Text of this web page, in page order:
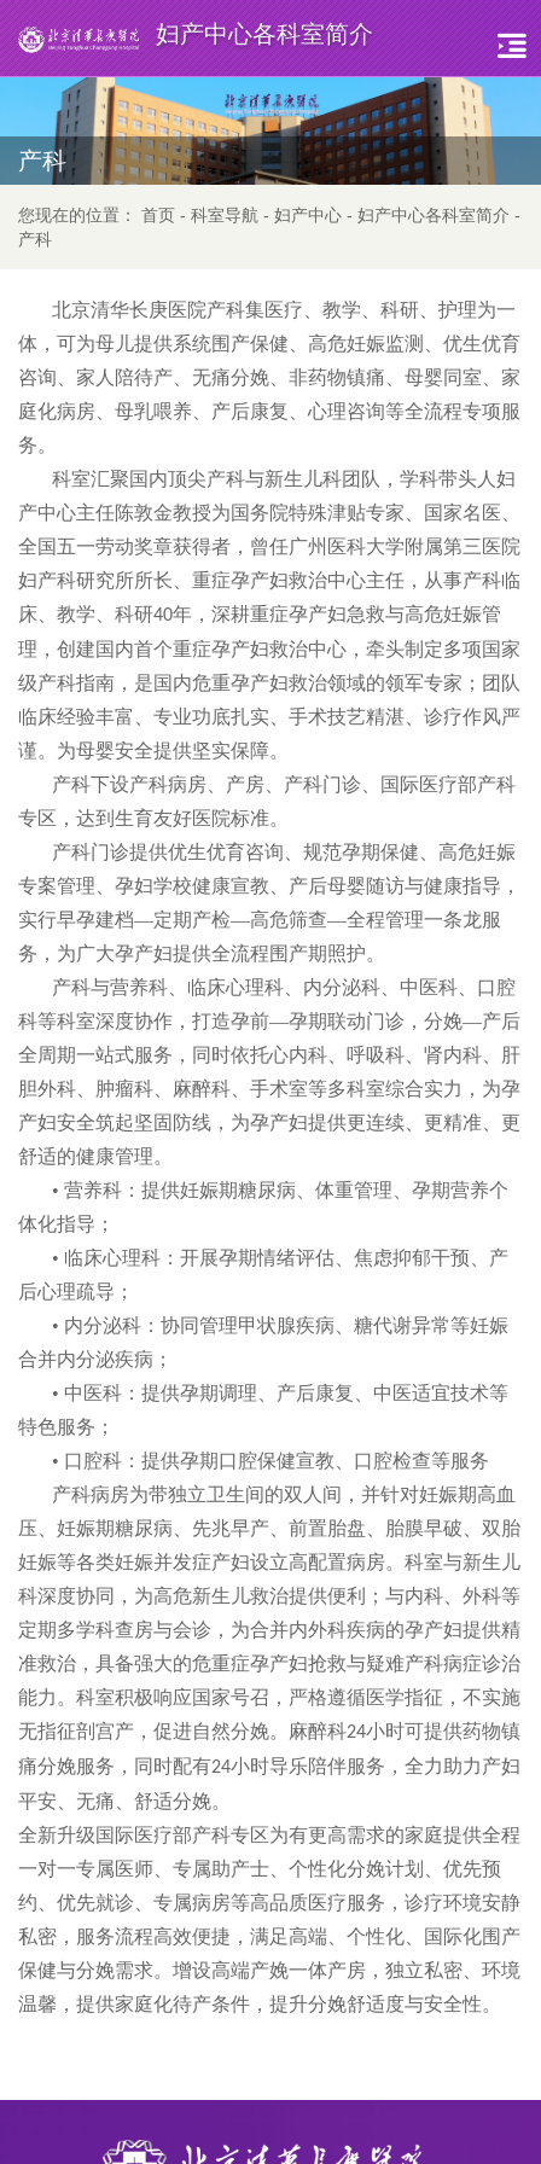
妇产中心各科室简介
产科
您现在的位置： 首页 - 科室导航 - 妇产中心 - 妇产中心各科室简介 -
产科
北京清华长庚医院产科集医疗、教学、科研、护理为一
体，可为母儿提供系统围产保健、高危妊娠监测、优生优育
咨询、家人陪待产、无痛分娩、非药物镇痛、母婴同室、家
庭化病房、母乳喂养、产后康复、心理咨询等全流程专项服
务。
科室汇聚国内顶尖产科与新生儿科团队，学科带头人妇
产中心主任陈敦金教授为国务院特殊津贴专家、国家名医、
全国五一劳动奖章获得者，曾任广州医科大学附属第三医院
妇产科研究所所长、重症孕产妇救治中心主任，从事产科临
床、教学、科研40年，深耕重症孕产妇急救与高危妊娠管
理，创建国内首个重症孕产妇救治中心，牵头制定多项国家
级产科指南，是国内危重孕产妇救治领域的领军专家；团队
临床经验丰富、专业功底扎实、手术技艺精湛、诊疗作风严
谨。为母婴安全提供坚实保障。
产科下设产科病房、产房、产科门诊、国际医疗部产科
专区，达到生育友好医院标准。
产科门诊提供优生优育咨询、规范孕期保健、高危妊娠
专案管理、孕妇学校健康宣教、产后母婴随访与健康指导，
实行早孕建档—定期产检—高危筛查—全程管理一条龙服
务，为广大孕产妇提供全流程围产期照护。
产科与营养科、临床心理科、内分泌科、中医科、口腔
科等科室深度协作，打造孕前—孕期联动门诊，分娩—产后
全周期一站式服务，同时依托心内科、呼吸科、肾内科、肝
胆外科、肿瘤科、麻醉科、手术室等多科室综合实力，为孕
产妇安全筑起坚固防线，为孕产妇提供更连续、更精准、更
舒适的健康管理。
• 营养科：提供妊娠期糖尿病、体重管理、孕期营养个
体化指导；
• 临床心理科：开展孕期情绪评估、焦虑抑郁干预、产
后心理疏导；
• 内分泌科：协同管理甲状腺疾病、糖代谢异常等妊娠
合并内分泌疾病；
• 中医科：提供孕期调理、产后康复、中医适宜技术等
特色服务；
• 口腔科：提供孕期口腔保健宣教、口腔检查等服务
产科病房为带独立卫生间的双人间，并针对妊娠期高血
压、妊娠期糖尿病、先兆早产、前置胎盘、胎膜早破、双胎
妊娠等各类妊娠并发症产妇设立高配置病房。科室与新生儿
科深度协同，为高危新生儿救治提供便利；与内科、外科等
定期多学科查房与会诊，为合并内外科疾病的孕产妇提供精
准救治，具备强大的危重症孕产妇抢救与疑难产科病症诊治
能力。科室积极响应国家号召，严格遵循医学指征，不实施
无指征剖宫产，促进自然分娩。麻醉科24小时可提供药物镇
痛分娩服务，同时配有24小时导乐陪伴服务，全力助力产妇
平安、无痛、舒适分娩。
全新升级国际医疗部产科专区为有更高需求的家庭提供全程
一对一专属医师、专属助产士、个性化分娩计划、优先预
约、优先就诊、专属病房等高品质医疗服务，诊疗环境安静
私密，服务流程高效便捷，满足高端、个性化、国际化围产
保健与分娩需求。增设高端产娩一体产房，独立私密、环境
温馨，提供家庭化待产条件，提升分娩舒适度与安全性。